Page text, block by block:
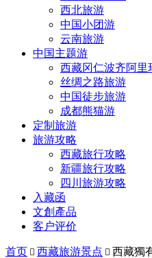
西北旅游
中国小团游
云南旅游
中国主题游
西藏冈仁波齐阿里
丝绸之路旅游
中国徒步旅游
成都熊猫游
定制旅游
旅游攻略
西藏旅行攻略
新疆旅行攻略
四川旅游攻略
入藏函
文創產品
客户评价
首页  西藏旅游景点  西藏獨